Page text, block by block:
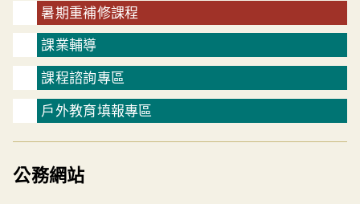
暑期重補修課程
課業輔導
課程諮詢專區
戶外教育填報專區
公務網站